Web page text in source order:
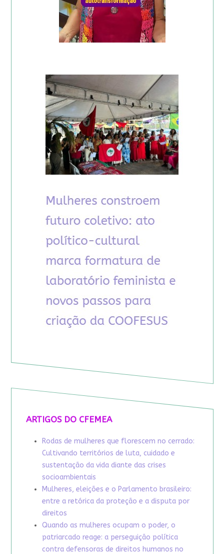
ARTIGOS DO CFEMEA
Rodas de mulheres que florescem no cerrado:
Cultivando territórios de luta, cuidado e
sustentação da vida diante das crises
socioambientais
Mulheres, eleições e o Parlamento brasileiro:
entre a retórica da proteção e a disputa por
direitos
Quando as mulheres ocupam o poder, o
patriarcado reage: a perseguição política
contra defensoras de direitos humanos no